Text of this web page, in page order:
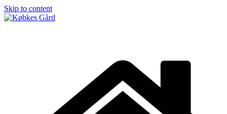
Skip to content